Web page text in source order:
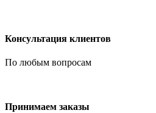
Консультация клиентов
По любым вопросам
Принимаем заказы